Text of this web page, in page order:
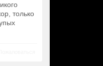
только